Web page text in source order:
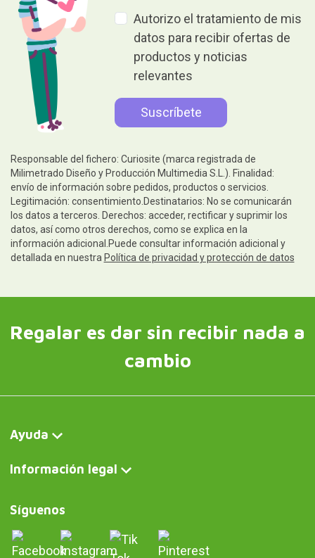
Autorizo el tratamiento de mis
datos para recibir ofertas de
productos y noticias
relevantes
Responsable del fichero: Curiosite (marca registrada de
Milimetrado Diseño y Producción Multimedia S.L.). Finalidad:
envío de información sobre pedidos, productos o servicios.
Legitimación: consentimiento.Destinatarios: No se comunicarán
los datos a terceros. Derechos: acceder, rectificar y suprimir los
datos, así como otros derechos, como se explica en la
información adicional.Puede consultar información adicional y
detallada en nuestra Política de privacidad y protección de datos
Regalar es dar sin recibir nada a
cambio
Ayuda
Información legal
Síguenos